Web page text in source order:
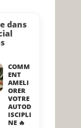
dans
COMM
ENT
AMELI
ORER
VOTRE
AUTOD
ISCIPLI
NE 🔥